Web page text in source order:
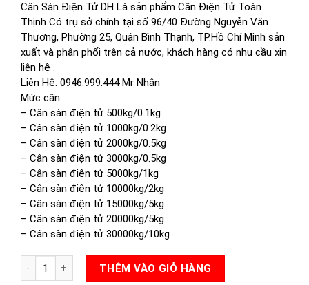
Cân Sàn Điện Tử DH Là sản phẩm Cân Điện Tử Toàn
Thịnh Có trụ sở chính tại số 96/40 Đường Nguyễn Văn
Thương, Phường 25, Quận Bình Thạnh, TP.Hồ Chí Minh sản
xuất và phân phối trên cả nước, khách hàng có nhu cầu xin
liên hệ .
Liên Hệ: 0946.999.444 Mr Nhân
Mức cân:
– Cân sàn điện tử 500kg/0.1kg
– Cân sàn điện tử 1000kg/0.2kg
– Cân sàn điện tử 2000kg/0.5kg
– Cân sàn điện tử 3000kg/0.5kg
– Cân sàn điện tử 5000kg/1kg
– Cân sàn điện tử 10000kg/2kg
– Cân sàn điện tử 15000kg/5kg
– Cân sàn điện tử 20000kg/5kg
– Cân sàn điện tử 30000kg/10kg
CÂN SÀN ĐIỆN TỬ I200 DH số lượng
THÊM VÀO GIỎ HÀNG